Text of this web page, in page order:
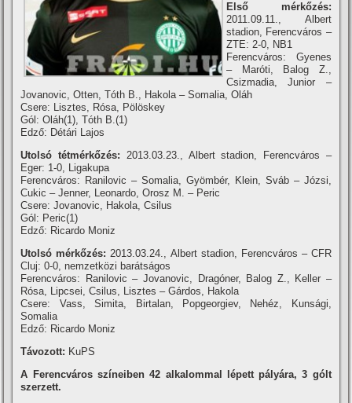
Első mérkőzés:
2011.09.11., Albert
stadion, Ferencváros –
ZTE: 2-0, NB1
Ferencváros: Gyenes
– Maróti, Balog Z.,
Csizmadia, Junior –
Jovanovic, Otten, Tóth B., Hakola – Somalia, Oláh
Csere: Lisztes, Rósa, Pölöskey
Gól: Oláh(1), Tóth B.(1)
Edző: Détári Lajos
Utolsó tétmérkőzés: 2013.03.23., Albert stadion, Ferencváros –
Eger: 1-0, Ligakupa
Ferencváros: Ranilovic – Somalia, Gyömbér, Klein, Sváb – Józsi,
Cukic – Jenner, Leonardo, Orosz M. – Peric
Csere: Jovanovic, Hakola, Csilus
Gól: Peric(1)
Edző: Ricardo Moniz
Utolsó mérkőzés: 2013.03.24., Albert stadion, Ferencváros – CFR
Cluj: 0-0, nemzetközi barátságos
Ferencváros: Ranilovic – Jovanovic, Dragóner, Balog Z., Keller –
Rósa, Lipcsei, Csilus, Lisztes – Gárdos, Hakola
Csere: Vass, Simita, Birtalan, Popgeorgiev, Nehéz, Kunsági,
Somalia
Edző: Ricardo Moniz
Távozott: KuPS
A Ferencváros szí­neiben 42 alkalommal lépett pályára, 3 gólt
szerzett.